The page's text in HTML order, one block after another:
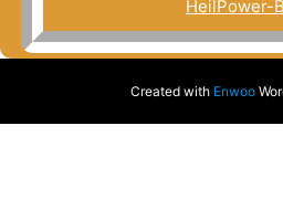
HeilPower-
Created with Enwoo